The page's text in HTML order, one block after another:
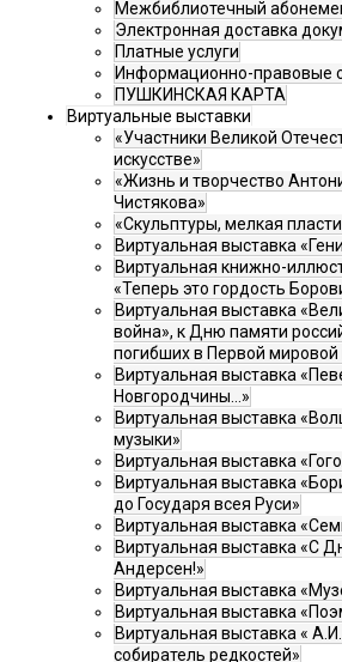
Межбиблиотечный
Электронная доставка
Платные услуги
Информационно-правовые
ПУШКИНСКАЯ КАРТА
Виртуальные выставки
«Участники Великой
искусстве»
«Жизнь и творчество
Чистякова»
«Скульптуры, мелкая
Виртуальная выставка
Виртуальная книжно-
«Теперь это гордость
Виртуальная выставка
война», к Дню памяти
погибших в Первой мировой
Виртуальная выставка
Новгородчины…»
Виртуальная выставка
музыки»
Виртуальная выставка
Виртуальная выставка
до Государя всея Руси»
Виртуальная выставка
Виртуальная выставка «С
Андерсен!»
Виртуальная выставка
Виртуальная выставка
Виртуальная выставка «
собиратель редкостей»